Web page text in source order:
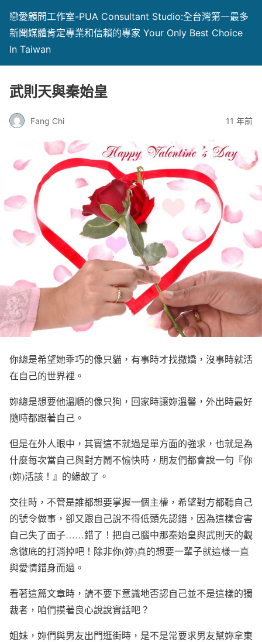
戀愛顧問工作室-PUA Consultant Studio:全台灣第一最多
新聞媒體肯定專業和信賴的專家 Your Only Best Choice
In Taiwan
武則天與秦始皇
Fang Chi 11 年前
你總是希望她乖巧的像只貓，有事時才找撒嬌，沒事時就活
在自己的世界裡。
妳總是想要他溫順的像只狗，回家時讓妳溫馨，外出時最好
隨時都跟著自己。
但是在外人眼中，其實這不就過是單方面的強求，也就是為
什麼每次當自己與對方鬧不愉快時，朋友們都會說一句『你
(妳)活該！』的緣故了。
交往時，不管是誰都想要掌握一個主權，希望對方都聽自己
的號令做事，卻又跟自己說不得低頭先認錯，因為這樣會害
自己失了面子……錯了！把自己腦中那秦始皇與武則天的觀
念徹底的打消掉吧！除非你(妳)真的想要一輩子就這樣一直
與愛情錯身而過。
看著這篇文章時，請不要下意識地否認自己並不是這樣的獨
裁者，咱們摸著良心說說實話吧？
姐妹，妳們與男友出門逛街時，是不是常要求男友幫妳拿東